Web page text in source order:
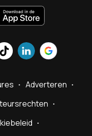
Adverteren